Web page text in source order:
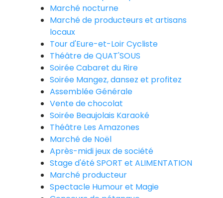
Marché nocturne
Marché de producteurs et artisans
locaux
Tour d'Eure-et-Loir Cycliste
Théâtre de QUAT'SOUS
Soirée Cabaret du Rire
Soirée Mangez, dansez et profitez
Assemblée Générale
Vente de chocolat
Soirée Beaujolais Karaoké
Théâtre Les Amazones
Marché de Noël
Après-midi jeux de société
Stage d'été SPORT et ALIMENTATION
Marché producteur
Spectacle Humour et Magie